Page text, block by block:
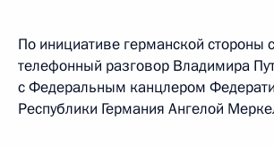
По инициативе германской стороны
телефонный разговор Владимира
с Федеральным канцлером
Республики Германия Ангелой